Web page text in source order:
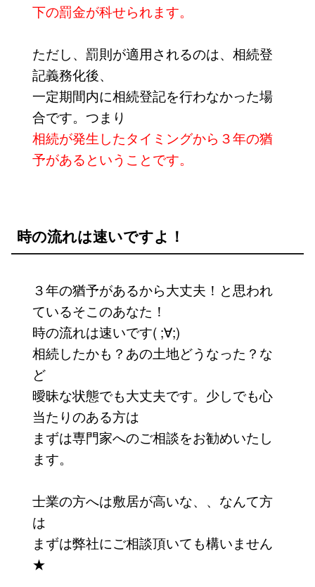
下の罰金が科せられます。
ただし、罰則が適用されるのは、相続登
記義務化後、
一定期間内に相続登記を行わなかった場
合です。つまり
相続が発生したタイミングから３年の猶
予があるということです。
時の流れは速いですよ！
３年の猶予があるから大丈夫！と思われ
ているそこのあなた！
時の流れは速いです( ;∀;)
相続したかも？あの土地どうなった？な
ど
曖昧な状態でも大丈夫です。少しでも心
当たりのある方は
まずは専門家へのご相談をお勧めいたし
ます。
士業の方へは敷居が高いな、、なんて方
は
まずは弊社にご相談頂いても構いません
★